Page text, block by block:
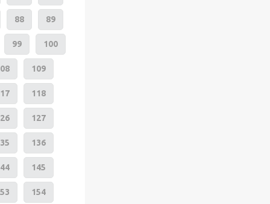
88 89
99 100
109
118
127
136
145
154